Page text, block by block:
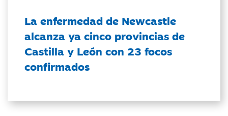
La enfermedad de Newcastle
alcanza ya cinco provincias de
Castilla y León con 23 focos
confirmados